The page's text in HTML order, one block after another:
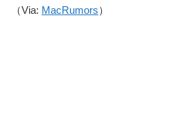
（Via: MacRumors）